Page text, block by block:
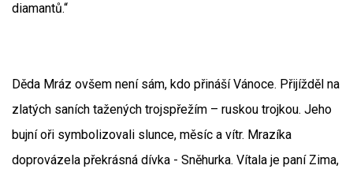
diamantů.“
Děda Mráz ovšem není sám, kdo přináší Vánoce. Přijížděl na
zlatých saních tažených trojspřežím – ruskou trojkou. Jeho
bujní oři symbolizovali slunce, měsíc a vítr. Mrazíka
doprovázela překrásná dívka - Sněhurka. Vítala je paní Zima,